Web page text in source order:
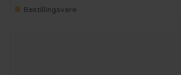
Bestillingsvare